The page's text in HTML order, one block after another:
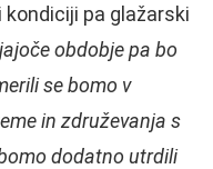
pa glažarski
obdobje pa bo
se bomo v
in združevanja s
dodatno utrdili